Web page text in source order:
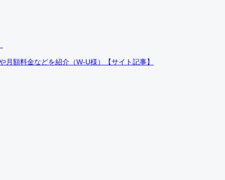
額料金などを紹介（W-U様）【サイト記事】